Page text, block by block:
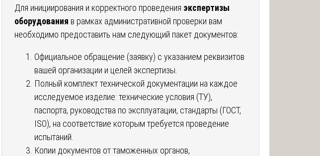
Для инициирования и корректного проведения экспертизы
оборудования в рамках административной проверки вам
необходимо предоставить нам следующий пакет документов:
Официальное обращение (заявку) с указанием реквизитов
вашей организации и целей экспертизы.
Полный комплект технической документации на каждое
исследуемое изделие: технические условия (ТУ),
паспорта, руководства по эксплуатации, стандарты (ГОСТ,
ISO), на соответствие которым требуется проведение
испытаний.
Копии документов от таможенных органов,